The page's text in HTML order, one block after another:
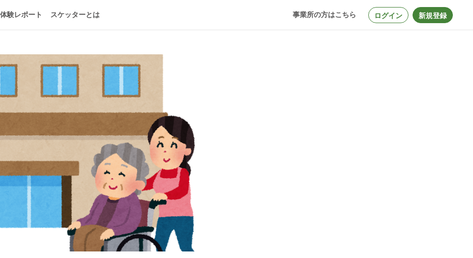
体験レポート スケッターとは 事業所の方はこちら ログイン 新規登録